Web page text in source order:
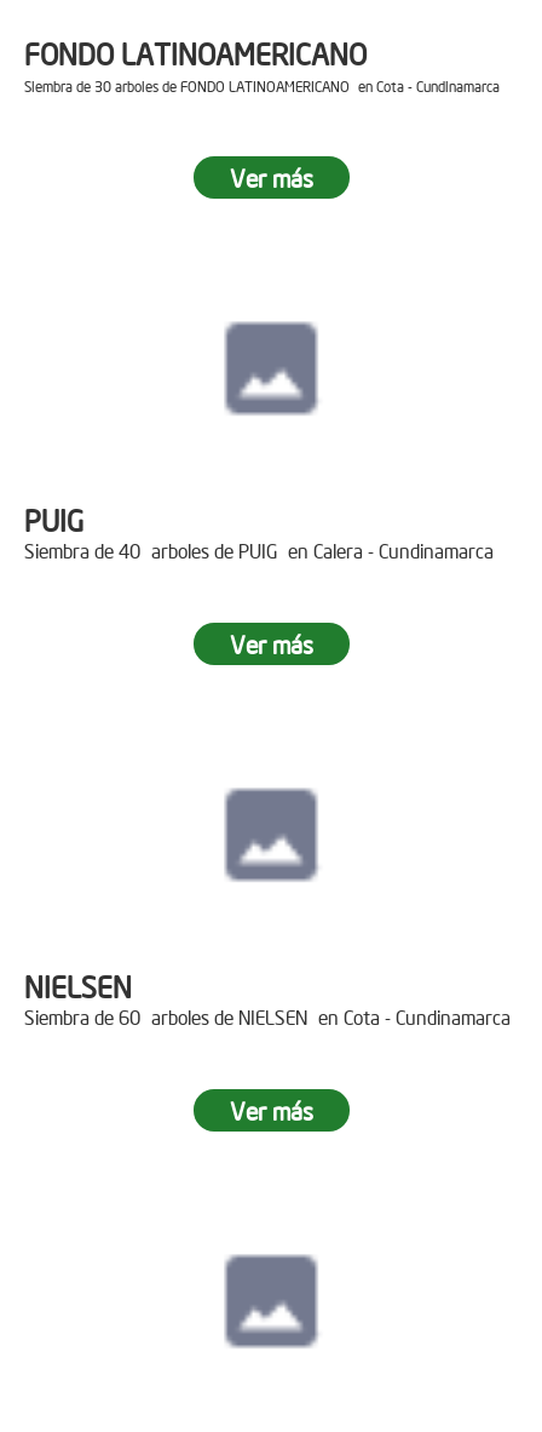
FONDO LATINOAMERICANO
Siembra de 30 arboles de FONDO LATINOAMERICANO en Cota - Cundinamarca
Ver más
PUIG
Siembra de 40 arboles de PUIG en Calera - Cundinamarca
Ver más
NIELSEN
Siembra de 60 arboles de NIELSEN en Cota - Cundinamarca
Ver más